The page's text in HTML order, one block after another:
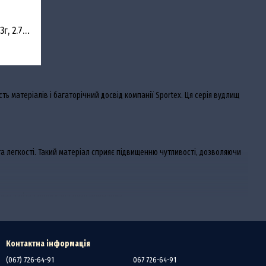
матеріалів і багаторічний досвід компанії Sportex. Ця серія вудлищ
Такий матеріал сприяє підвищенню чутливості, дозволяючи
Спінінг Sportex Carat GT-S CC2701 17-53г, 2.7м (Fuji Sic)
Контактна інформація
(067) 726-64-91
067 726-64-91